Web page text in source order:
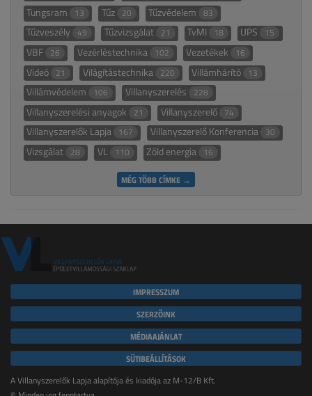
Tungsram 13 Tűz 20 Tűzvédelem 83
Tűzveszély 49 Tűzvizsgálat 21 TvMI 18 UPS 15
VBF 26 Vezérléstechnika 102 Vezetékek 16
Videó 21 Világítástechnika 220 Villámhárító 13
Villámvédelem 106 Villanyszerelés 228
Villanyszerelési anyagok 21 Villanyszerelő 74
Villanyszerelők Lapja 167 Villanyszerelő Konferencia 30
Vizsgálat 28 VL 110 Zöld energia 16
MÉG TÖBB CÍMKE →
IMPRESSZUM
SZERZŐINK
MÉDIAAJÁNLAT
SÜTIBEÁLLÍTÁSOK
A Villanyszerelők Lapja alapítója és kiadója az M-12/B Kft.